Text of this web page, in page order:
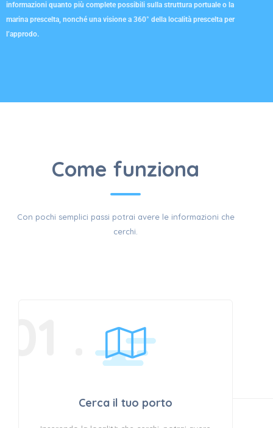
DELLE
BANCHINE
informazioni quanto più complete possibili sulla struttura portuale o la
marina prescelta, nonché una visione a 360° della località prescelta per
l’approdo.
Come funziona
CON POCHI
SEMPLICI
POTRAI
Con pochi semplici passi potrai avere le informazioni che
cerchi.
Cerca il tuo porto